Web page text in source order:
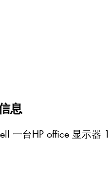
息
一台HP office 显示器